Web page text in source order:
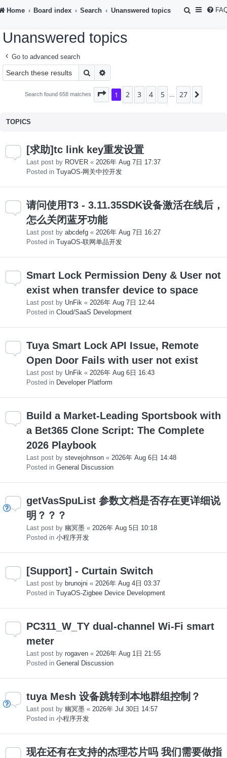
Home Board index Search Unanswered topics
S
Unanswered topics
Go to advanced search
Search
Search found 658 matches Page 1of27
1 2 3 4 5 27
TOPICS
[求助]tc link key重发设置
Last post by ROVER « 2026年 Aug 7日 17:37
Posted in TuyaOS-网关中控开发
请问使用T3 - 3.11.35SDK设备激活在线后，
怎么关闭蓝牙功能
Last post by abcdefg « 2026年 Aug 7日 16:27
Posted in TuyaOS-联网单品开发
Smart Lock Permission Deny & User not
exist when transfer device to space
Last post by UnFik « 2026年 Aug 7日 12:44
Posted in Cloud/SaaS Development
Tuya Smart Lock API Issue, Remote
Open Door Fails with user not exist
Last post by UnFik « 2026年 Aug 6日 16:43
Posted in Developer Platform
Build a Market-Leading Sportsbook with
a Bet365 Clone Script: The Complete
2026 Playbook
Last post by stevejohnson « 2026年 Aug 6日 14:48
Posted in General Discussion
getVasSpuList 参数文档是否存在更详细说
明？？？
Last post by 幽冥墨 « 2026年 Aug 5日 10:18
Posted in 小程序开发
[Support] - Curtain Switch
Last post by brunojni « 2026年 Aug 4日 03:37
Posted in TuyaOS-Zigbee Device Development
PC311_W_TY dual-channel Wi-Fi smart
meter
Last post by rogaven « 2026年 Aug 1日 21:55
Posted in General Discussion
tuya Mesh 设备跳转到本地群组控制？
Last post by 幽冥墨 « 2026年 Jul 30日 14:57
Posted in 小程序开发
现在还有在支持的杰理芯片吗 我们需要做指